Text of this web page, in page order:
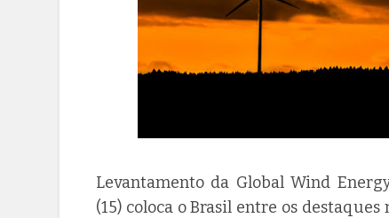
Levantamento da Global Wind
(15) coloca o Brasil entre os